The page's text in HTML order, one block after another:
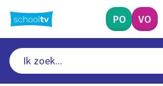
naar
hoofdinhoud
PO VO